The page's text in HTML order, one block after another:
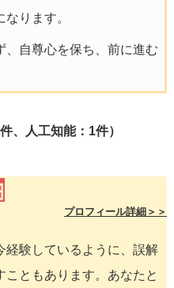
ります。
、自尊心を保ち、前に進む
、人工知能：1件）
プロフィール詳細＞＞
経験しているように、誤解
ともあります。あなたと